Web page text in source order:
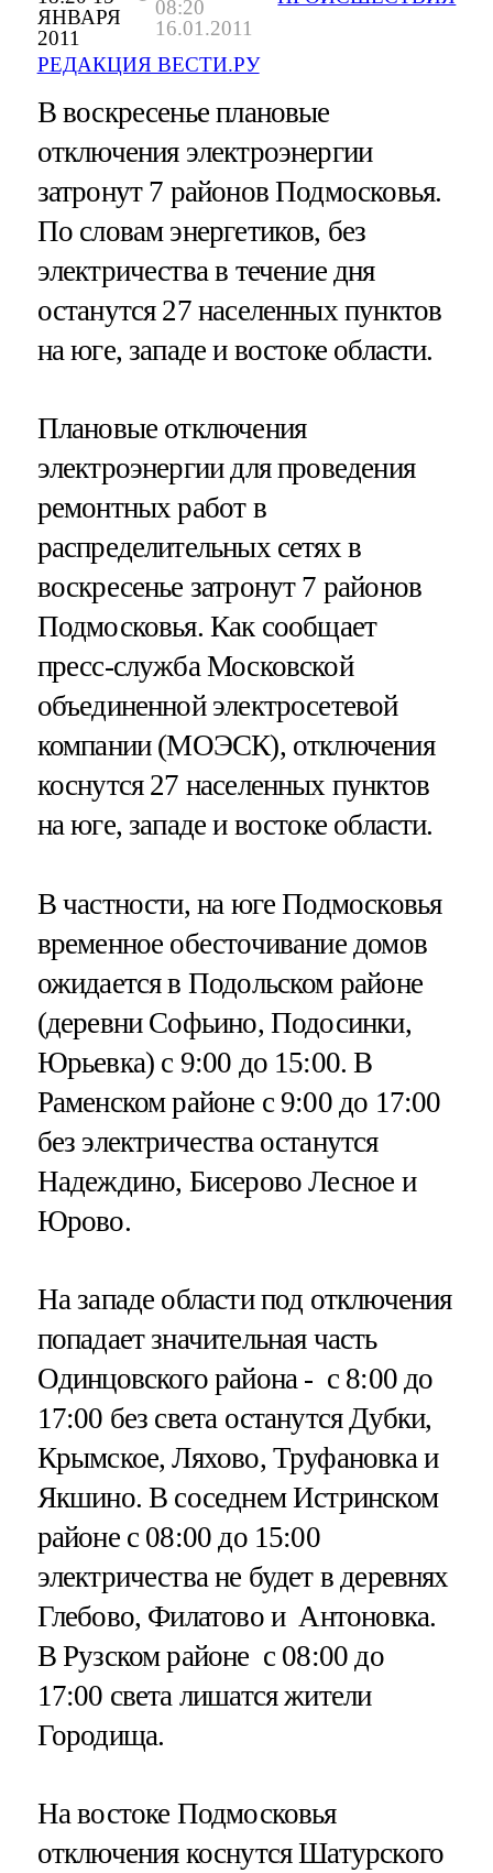
ЯНВАРЯ
2011
08:20
16.01.2011
РЕДАКЦИЯ ВЕСТИ.РУ
В воскресенье плановые
отключения электроэнергии
затронут 7 районов Подмосковья.
По словам энергетиков, без
электричества в течение дня
останутся 27 населенных пунктов
на юге, западе и востоке области.
Плановые отключения
электроэнергии для проведения
ремонтных работ в
распределительных сетях в
воскресенье затронут 7 районов
Подмосковья. Как сообщает
пресс-служба Московской
объединенной электросетевой
компании (МОЭСК), отключения
коснутся 27 населенных пунктов
на юге, западе и востоке области.
В частности, на юге Подмосковья
временное обесточивание домов
ожидается в Подольском районе
(деревни Софьино, Подосинки,
Юрьевка) с 9:00 до 15:00. В
Раменском районе с 9:00 до 17:00
без электричества останутся
Надеждино, Бисерово Лесное и
Юрово.
На западе области под отключения
попадает значительная часть
Одинцовского района - с 8:00 до
17:00 без света останутся Дубки,
Крымское, Ляхово, Труфановка и
Якшино. В соседнем Истринском
районе с 08:00 до 15:00
электричества не будет в деревнях
Глебово, Филатово и Антоновка.
В Рузском районе с 08:00 до
17:00 света лишатся жители
Городища.
На востоке Подмосковья
отключения коснутся Шатурского